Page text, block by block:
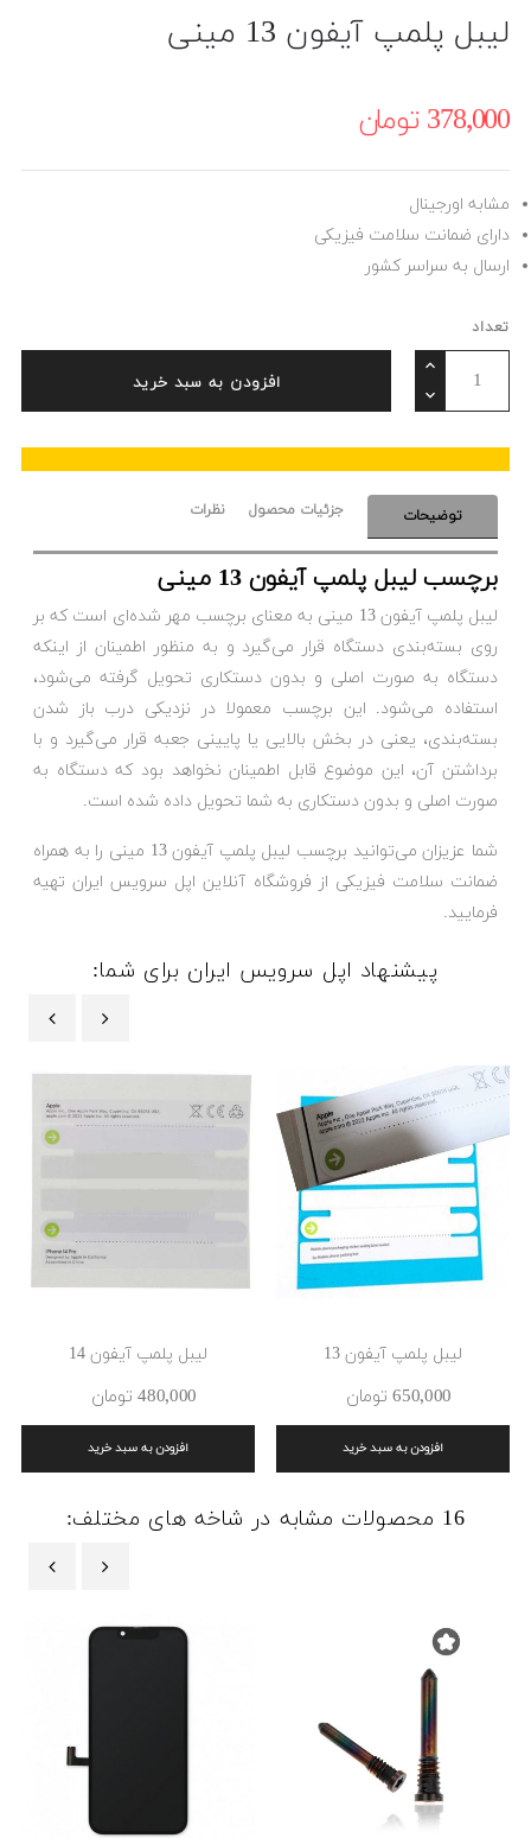
لیبل پلمپ آیفون 13 مینی
378٬000 ‎تومان
مشابه اورجینال
دارای ضمانت سلامت فیزیکی
ارسال به سراسر کشور
تعداد
افزودن به سبد خرید
توضیحات جزئیات محصول نظرات
برچسب لیبل پلمپ آیفون 13 مینی
لیبل پلمپ آیفون 13 مینی به معنای برچسب مهر شده‌ای است که بر
روی بسته‌بندی دستگاه قرار می‌گیرد و به منظور اطمینان از اینکه
دستگاه به صورت اصلی و بدون دستکاری تحویل گرفته می‌شود،
استفاده می‌شود. این برچسب معمولا در نزدیکی درب باز شدن
بسته‌بندی، یعنی در بخش بالایی یا پایینی جعبه قرار می‌گیرد و با
برداشتن آن، این موضوع قابل اطمینان نخواهد بود که دستگاه به
صورت اصلی و بدون دستکاری به شما تحویل داده شده است.
شما عزیزان می‌توانید برچسب لیبل پلمپ آیفون 13 مینی را به همراه
ضمانت سلامت فیزیکی از فروشگاه آنلاین اپل سرویس ایران تهیه
فرمایید.
پیشنهاد اپل سرویس ایران برای شما:
لیبل پلمپ آیفون 13
650٬000 ‎تومان
افزودن به سبد خرید
لیبل پلمپ آیفون 14
480٬000 ‎تومان
افزودن به سبد خرید
16 محصولات مشابه در شاخه های مختلف: